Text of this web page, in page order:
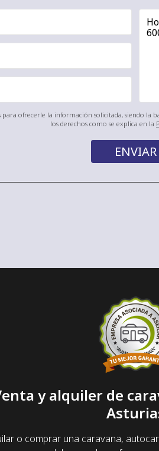
ofrecerle la información solicitada, siendo
los derechos como se explica en la
y alquiler de
o comprar una caravana,